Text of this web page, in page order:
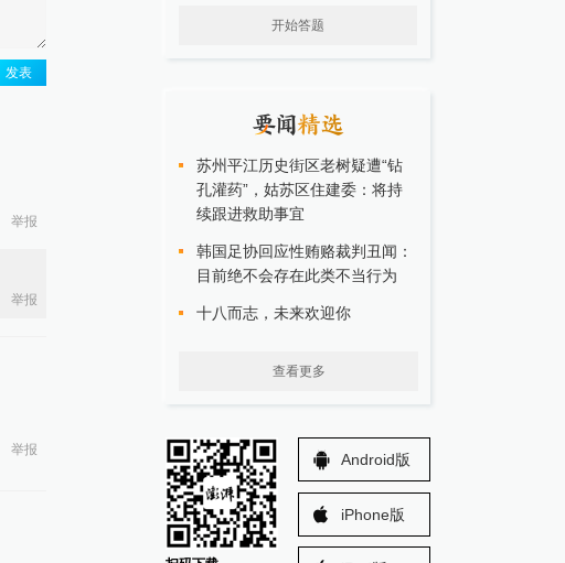
发表
举报
举报
举报
开始答题
苏州平江历史街区老树疑遭“钻
孔灌药”，姑苏区住建委：将持
续跟进救助事宜
韩国足协回应性贿赂裁判丑闻：
目前绝不会存在此类不当行为
十八而志，未来欢迎你
查看更多
Android版
iPhone版